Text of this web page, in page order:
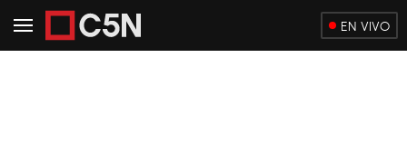
EN VIVO